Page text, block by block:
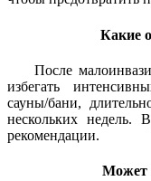
Какие
После
избегать
сауны/бани,
нескольких недель.
рекомендации.
Может